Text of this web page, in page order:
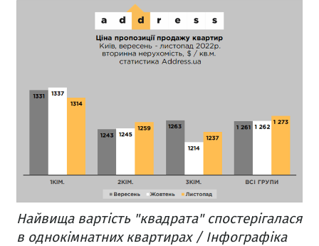
Найвища вартість "квадрата" спостерігалася
в однокімнатних квартирах / Інфографіка